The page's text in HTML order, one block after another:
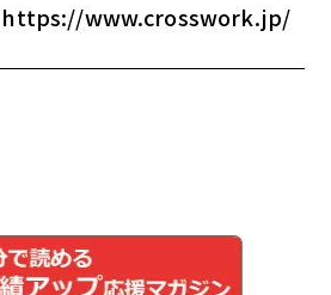
https://www.crosswork.jp/